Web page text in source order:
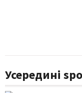
Усередині